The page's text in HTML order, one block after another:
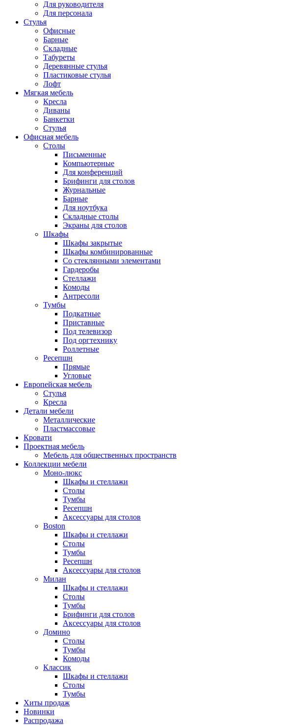
Для руководителя
Для персонала
Стулья
Офисные
Барные
Складные
Табуреты
Деревянные стулья
Пластиковые стулья
Лофт
Мягкая мебель
Кресла
Диваны
Банкетки
Стулья
Офисная мебель
Столы
Письменные
Компьютерные
Для конференций
Брифинги для столов
Журнальные
Барные
Для ноутбука
Складные столы
Экраны для столов
Шкафы
Шкафы закрытые
Шкафы комбинированные
Со стеклянными элементами
Гардеробы
Стеллажи
Комоды
Антресоли
Тумбы
Подкатные
Приставные
Под телевизор
Под оргтехнику
Роллетные
Ресепшн
Прямые
Угловые
Европейская мебель
Стулья
Кресла
Детали мебели
Металлические
Пластмассовые
Кровати
Проектная мебель
Мебель для общественных пространств
Коллекции мебели
Моно-люкс
Шкафы и стеллажи
Столы
Тумбы
Ресепшн
Аксессуары для столов
Boston
Шкафы и стеллажи
Столы
Тумбы
Ресепшн
Аксессуары для столов
Милан
Шкафы и стеллажи
Столы
Тумбы
Брифинги для столов
Аксессуары для столов
Домино
Столы
Тумбы
Комоды
Классик
Шкафы и стеллажи
Столы
Тумбы
Хиты продаж
Новинки
Распродажа